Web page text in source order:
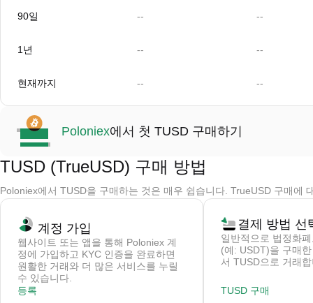
90일 -- --
1년 -- --
현재까지 -- --
Poloniex에서 첫 TUSD 구매하기
TUSD (TrueUSD) 구매 방법
Poloniex에서 TUSD을 구매하는 것은 매우 쉽습니다. TrueUSD 구매에
계정 가입
웹사이트 또는 앱을 통해 Poloniex 계
정에 가입하고 KYC 인증을 완료하면
원활한 거래와 더 많은 서비스를 누릴
수 있습니다.
등록
결제 방법 선
일반적으로 법정화
(예: USDT)을 구매
서 TUSD으로 거래
TUSD 구매